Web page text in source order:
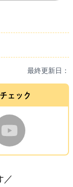
最終更新日：
ェック
／